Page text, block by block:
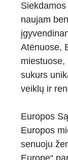
naujam
Atėnuose,
miestuose,
sukurs
veiklų ir
Europos
Europos
senuoju
Europe“